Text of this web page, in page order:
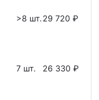
>8 шт. 29 720 ₽
7 шт. 26 330 ₽